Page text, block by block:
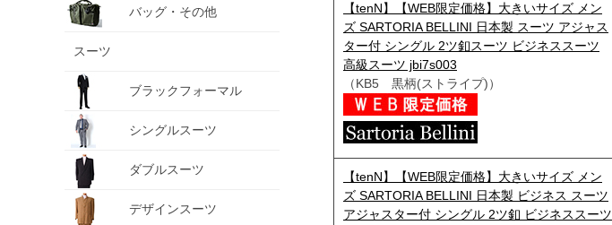
バッグ・その他
スーツ
ブラックフォーマル
シングルスーツ
ダブルスーツ
デザインスーツ
【tenN】【WEB限定価格】大きいサイズ メン
ズ SARTORIA BELLINI 日本製 スーツ アジャス
ター付 シングル 2ツ釦スーツ ビジネススーツ
高級スーツ jbi7s003
（KB5 黒柄(ストライプ)）
【tenN】【WEB限定価格】大きいサイズ メン
ズ SARTORIA BELLINI 日本製 ビジネス スーツ
アジャスター付 シングル 2ツ釦 ビジネススーツ